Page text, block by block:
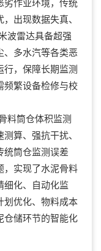
出现数据失真、
波雷达具备超强
、多水汽等各类恶
行，保障长期监测
频繁设备检修与校
筒仓体积监测
算、强抗干扰、
统筒仓监测误差
，实现了水泥骨料
细化、自动化监
划优化、物料成本
仓储环节的智能化